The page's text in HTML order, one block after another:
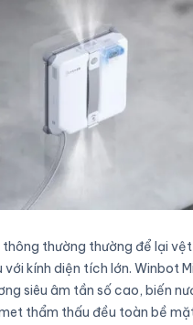
thông thường thường để lại vệt
kính diện tích lớn. Winbot
siêu âm tần số cao, biến
thẩm thấu đều toàn bề